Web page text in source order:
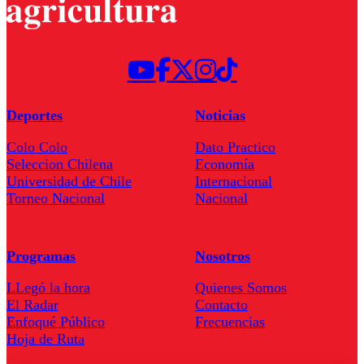
Deportes
Colo Colo
Seleccion Chilena
Universidad de Chile
Torneo Nacional
Noticias
Dato Practico
Economía
Internacional
Nacional
Programas
LLegó la hora
El Radar
Enfoqué Público
Hoja de Ruta
Nosotros
Quienes Somos
Contacto
Frecuencias